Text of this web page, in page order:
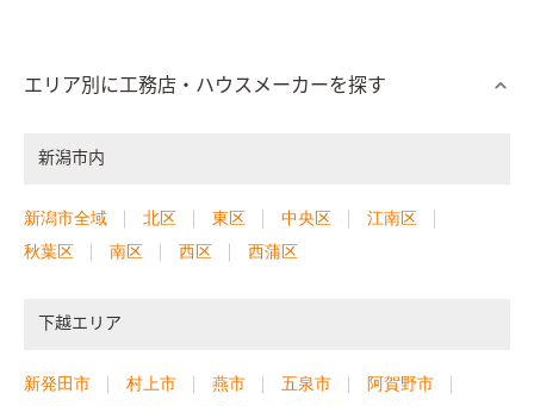
エリア別に工務店・ハウスメーカーを探す
新潟市内
新潟市全域 北区 東区 中央区
江南区
秋葉区
南区 西区 西蒲区
下越エリア
新発田市 村上市 燕市 五泉市
阿賀野市